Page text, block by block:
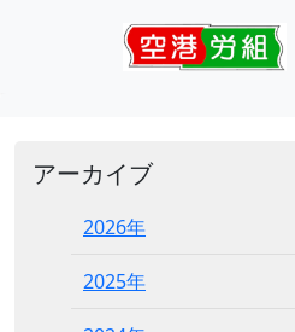
アーカイブ
2026年
2025年